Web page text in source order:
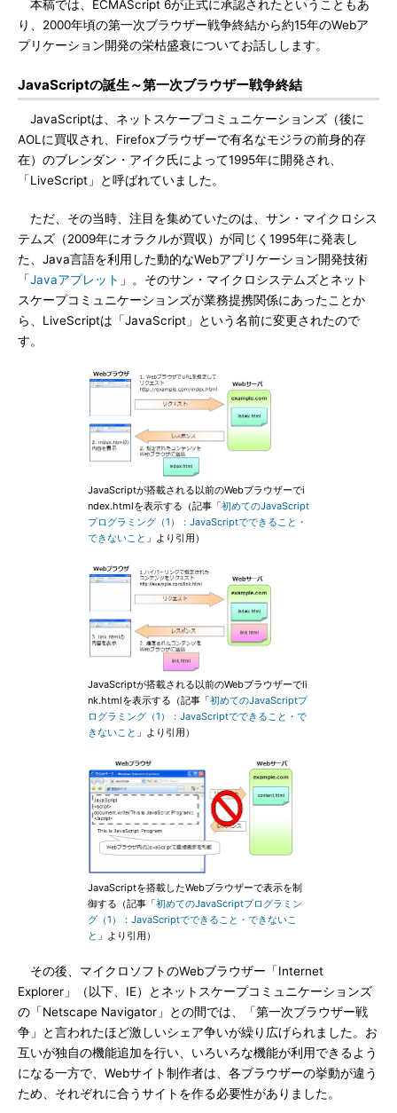
本稿では、ECMAScript 6が正式に承認されたということもあ
り、2000年頃の第一次ブラウザー戦争終結から約15年のWebア
プリケーション開発の栄枯盛衰についてお話しします。
JavaScriptの誕生～第一次ブラウザー戦争終結
JavaScriptは、ネットスケープコミュニケーションズ（後に
AOLに買収され、Firefoxブラウザーで有名なモジラの前身的存
在）のブレンダン・アイク氏によって1995年に開発され、
「LiveScript」と呼ばれていました。
ただ、その当時、注目を集めていたのは、サン・マイクロシス
テムズ（2009年にオラクルが買収）が同じく1995年に発表し
た、Java言語を利用した動的なWebアプリケーション開発技術
「Javaアプレット 」。そのサン・マイクロシステムズとネット
スケープコミュニケーションズが業務提携関係にあったことか
ら、LiveScriptは「JavaScript」という名前に変更されたので
す。
JavaScriptが搭載される以前のWebブラウザーでi
ndex.htmlを表示する（記事「初めてのJavaScript
プログラミング（1）：JavaScriptでできること・
できないこと 」より引用）
JavaScriptが搭載される以前のWebブラウザーでli
nk.htmlを表示する（記事「初めてのJavaScriptプ
ログラミング（1）：JavaScriptでできること・で
きないこと 」より引用）
JavaScriptを搭載したWebブラウザーで表示を制
御する（記事「初めてのJavaScriptプログラミン
グ（1）：JavaScriptでできること・できないこ
と 」より引用）
その後、マイクロソフトのWebブラウザー「Internet
Explorer」（以下、IE）とネットスケープコミュニケーションズ
の「Netscape Navigator」との間では、「第一次ブラウザー戦
争」と言われたほど激しいシェア争いが繰り広げられました。お
互いが独自の機能追加を行い、いろいろな機能が利用できるよう
になる一方で、Webサイト制作者は、各ブラウザーの挙動が違う
ため、それぞれに合うサイトを作る必要性がありました。